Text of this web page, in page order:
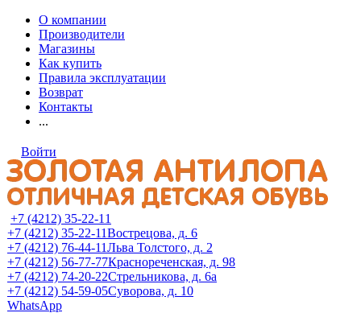
О компании
Производители
Магазины
Как купить
Правила эксплуатации
Возврат
Контакты
...
Войти
+7 (4212) 35-22-11
+7 (4212) 35-22-11Вострецова, д. 6
+7 (4212) 76-44-11Льва Толстого, д. 2
+7 (4212) 56-77-77Краснореченская, д. 98
+7 (4212) 74-20-22Стрельникова, д. 6а
+7 (4212) 54-59-05Суворова, д. 10
WhatsApp